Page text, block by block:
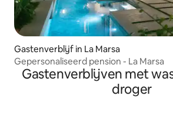
Gastenverblijf in La Marsa
Gepersonaliseerd pension - La Marsa
Gastenverblijven met
droger